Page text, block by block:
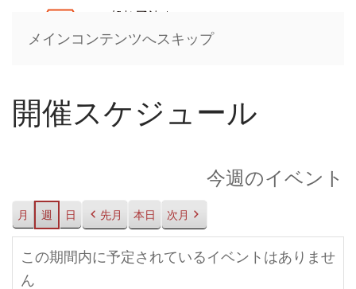
メインコンテンツへスキップ
開催スケジュール
今週のイベント
月 週 日 先月 本日 次月
この期間内に予定されているイベントはありませ
ん